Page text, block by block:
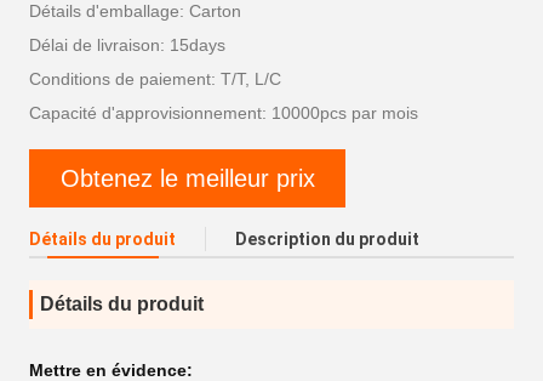
Détails d'emballage: Carton
Délai de livraison: 15days
Conditions de paiement: T/T, L/C
Capacité d'approvisionnement: 10000pcs par mois
Obtenez le meilleur prix
Détails du produit Description du produit
Détails du produit
Mettre en évidence: